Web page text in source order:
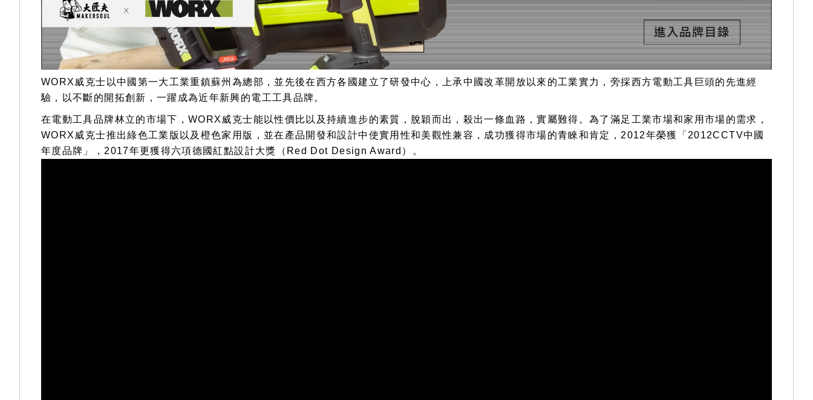
WORX威克士以中國第一大工業重鎮蘇州為總部，並先後在西方各國建立了研發中心，上承中國改革開放以來的工業實力，旁採西方電動工具巨頭的先進經
驗，以不斷的開拓創新，一躍成為近年新興的電工工具品牌。
在電動工具品牌林立的市場下，WORX威克士能以性價比以及持續進步的素質，脫穎而出，殺出一條血路，實屬難得。為了滿足工業市場和家用市場的需求，
WORX威克士推出綠色工業版以及橙色家用版，並在產品開發和設計中使實用性和美觀性兼容，成功獲得市場的青睞和肯定，2012年榮獲「2012CCTV中國
年度品牌」，2017年更獲得六項德國紅點設計大獎（Red Dot Design Award）。